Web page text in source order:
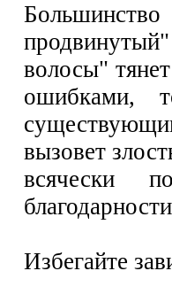
волосы"
ошибками,
вызовет
всячески
Избегайте